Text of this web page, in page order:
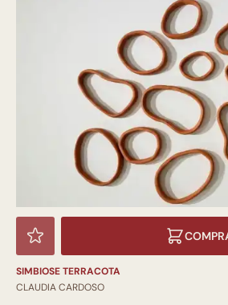
SIMBIOSE TERRACOTA
CLAUDIA CARDOSO